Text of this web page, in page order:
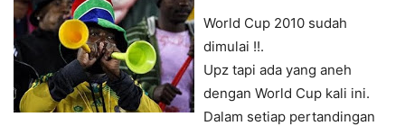
World Cup 2010 sudah
dimulai !!.
Upz tapi ada yang aneh
dengan World Cup kali ini.
Dalam setiap pertandingan